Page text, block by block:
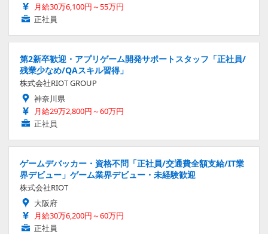
月給30万6,100円～55万円
正社員
第2新卒歓迎・アプリゲーム開発サポートスタッフ「正社員/
残業少なめ/QAスキル習得」
株式会社RIOT GROUP
神奈川県
月給29万2,800円～60万円
正社員
ゲームデバッカー・資格不問「正社員/交通費全額支給/IT業
界デビュー」ゲーム業界デビュー・未経験歓迎
株式会社RIOT
大阪府
月給30万6,200円～60万円
正社員